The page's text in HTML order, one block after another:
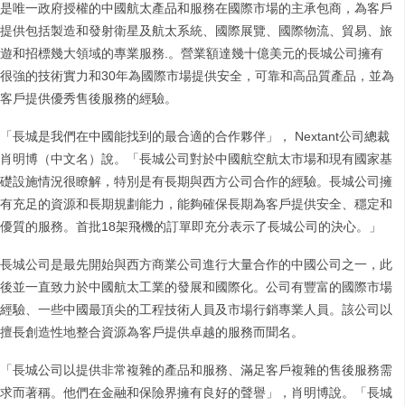
是唯一政府授權的中國航太產品和服務在國際市場的主承包商，為客戶
提供包括製造和發射衛星及航太系統、國際展覽、國際物流、貿易、旅
遊和招標幾大領域的專業服務.。營業額達幾十億美元的長城公司擁有
很強的技術實力和30年為國際市場提供安全，可靠和高品質產品，並為
客戶提供優秀售後服務的經驗。
「長城是我們在中國能找到的最合適的合作夥伴」， Nextant公司總裁
肖明博（中文名）說。「長城公司對於中國航空航太市場和現有國家基
礎設施情況很瞭解，特別是有長期與西方公司合作的經驗。長城公司擁
有充足的資源和長期規劃能力，能夠確保長期為客戶提供安全、穩定和
優質的服務。首批18架飛機的訂單即充分表示了長城公司的決心。」
長城公司是最先開始與西方商業公司進行大量合作的中國公司之一，此
後並一直致力於中國航太工業的發展和國際化。公司有豐富的國際市場
經驗、一些中國最頂尖的工程技術人員及市場行銷專業人員。該公司以
擅長創造性地整合資源為客戶提供卓越的服務而聞名。
「長城公司以提供非常複雜的產品和服務、滿足客戶複雜的售後服務需
求而著稱。他們在金融和保險界擁有良好的聲譽」，肖明博說。「長城